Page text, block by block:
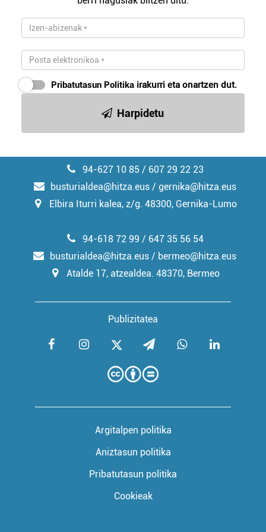
baliatzen gara. Ohar hau onartuz gero, teknologia hori
erabiltzeko baimen esplizitua ematen diguzu.Gehiago
irakurri
Pribatutasun Politika irakurri eta onartzen dut.
Harpidetu
94-627 10 85 / 607 29 22 23
busturialdea@hitza.eus / gernika@hitza.eus
Elbira Iturri kalea, z/g. 48300, Gernika-Lumo
Publizitatea
94-618 72 99 / 647 35 56 54
busturialdea@hitza.eus / bermeo@hitza.eus
Atalde 17, atzealdea. 48370, Bermeo
Argitalpen politika
Aniztasun politika
Pribatutasun politika
Cookieak